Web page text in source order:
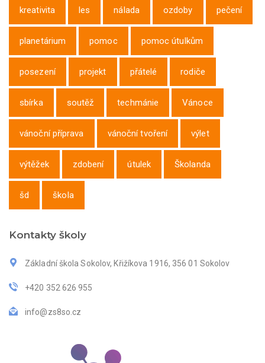
kreativita les nálada ozdoby pečení
planetárium pomoc pomoc útulkům
posezení projekt přátelé rodiče
sbírka soutěž techmánie Vánoce
vánoční příprava vánoční tvoření výlet
výtěžek zdobení útulek Školanda
šd škola
Kontakty školy
Základní škola Sokolov, Křižíkova 1916, 356 01 Sokolov
+420 352 626 955
info@zs8so.cz